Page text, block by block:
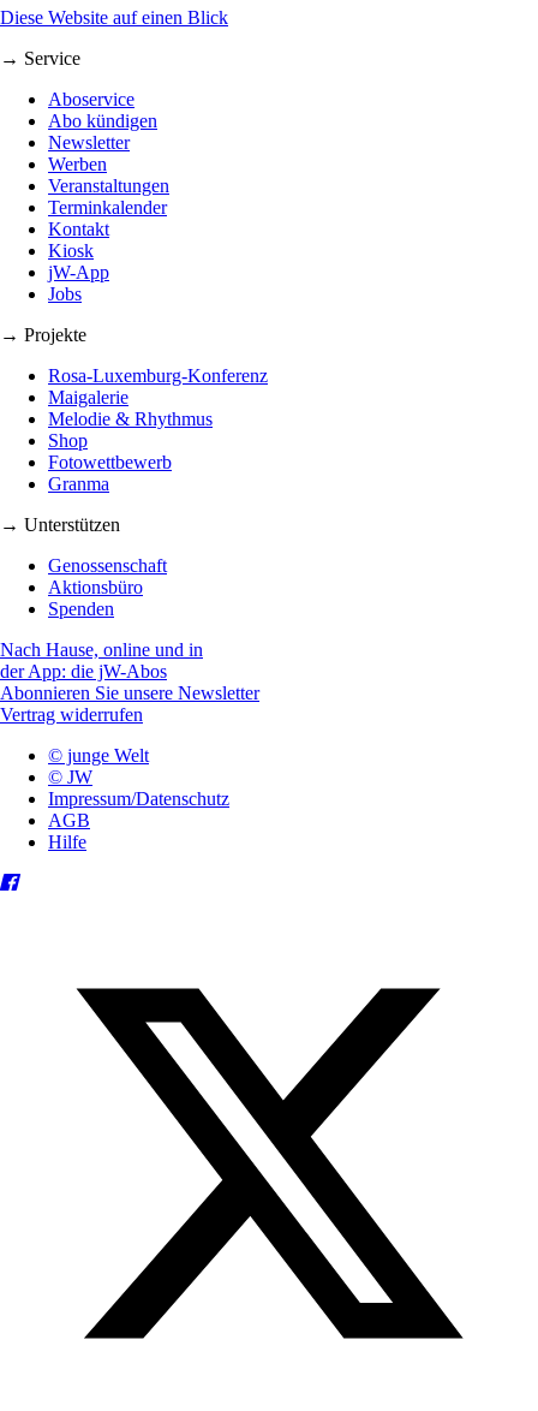
Diese Website auf einen Blick
→ Service
Aboservice
Abo kündigen
Newsletter
Werben
Veranstaltungen
Terminkalender
Kontakt
Kiosk
jW-App
Jobs
→ Projekte
Rosa-Luxemburg-Konferenz
Maigalerie
Melodie & Rhythmus
Shop
Fotowettbewerb
Granma
→ Unterstützen
Genossenschaft
Aktionsbüro
Spenden
Nach Hause, online und in
der App: die jW-Abos
Abonnieren Sie unsere Newsletter
Vertrag widerrufen
© junge Welt
© JW
Impressum/Datenschutz
AGB
Hilfe